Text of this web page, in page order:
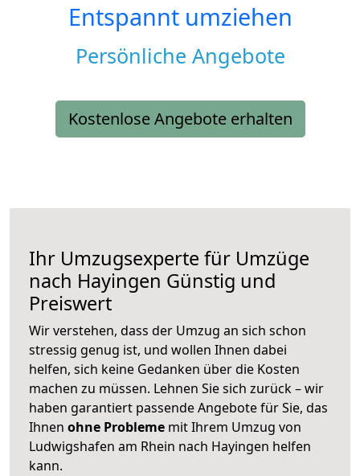
Entspannt umziehen
Persönliche Angebote
Kostenlose Angebote erhalten
Ihr Umzugsexperte für Umzüge
nach Hayingen Günstig und
Preiswert
Wir verstehen, dass der Umzug an sich schon
stressig genug ist, und wollen Ihnen dabei
helfen, sich keine Gedanken über die Kosten
machen zu müssen. Lehnen Sie sich zurück – wir
haben garantiert passende Angebote für Sie, das
Ihnen ohne Probleme mit Ihrem Umzug von
Ludwigshafen am Rhein nach Hayingen helfen
kann.